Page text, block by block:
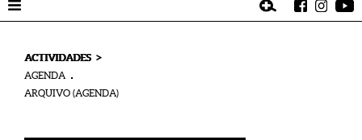
ACTIVIDADES >
AGENDA
ARQUIVO (AGENDA)